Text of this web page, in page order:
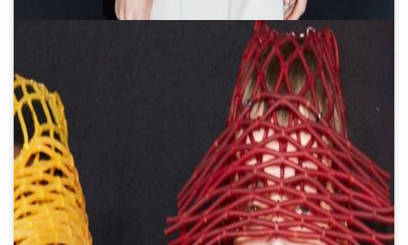
7 datos sobre el castillo que
inspiró el logotipo de Walt
Disney (Había una vez... un
diseño ícónico)
Todo lo que tenés que saber (y
ver) de la muestra Alberto
Churba / Diseño Infinito